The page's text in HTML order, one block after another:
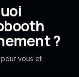
?
vous et